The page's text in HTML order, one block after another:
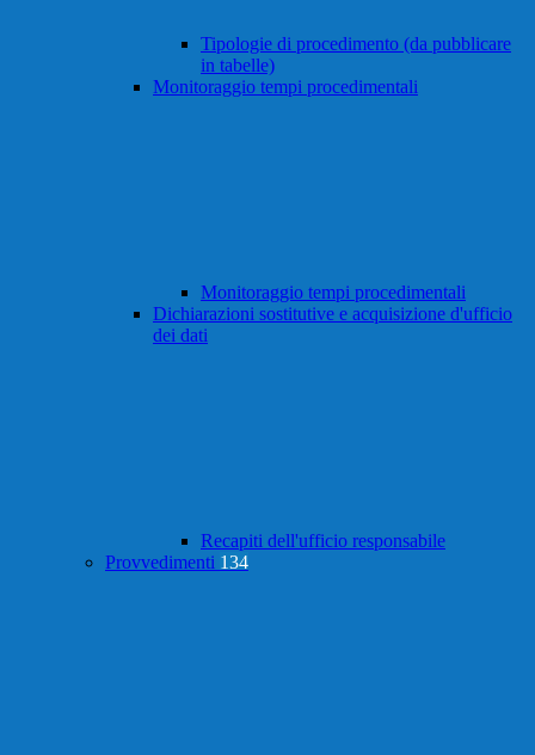
Tipologie di procedimento (da pubblicare
in tabelle)
Monitoraggio tempi procedimentali
Monitoraggio tempi procedimentali
Dichiarazioni sostitutive e acquisizione d'ufficio
dei dati
Recapiti dell'ufficio responsabile
Provvedimenti 134